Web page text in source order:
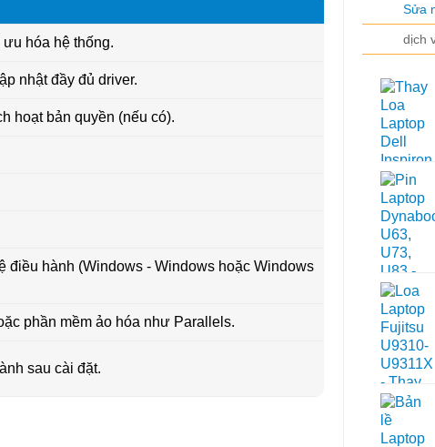
ưu hóa hệ thống.
nhật đầy đủ driver.
hoạt bản quyền (nếu có).
điều hành (Windows - Windows hoặc Windows
phần mềm ảo hóa như Parallels.
sau cài đặt.
Sửa
dịch